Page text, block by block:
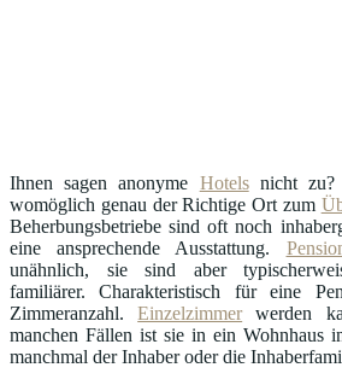
Ihnen sagen anonyme Hotelsnicht zu?
womöglich genau der Richtige Ort zum
Beherbungsbetriebe sind oft noch
eine ansprechende Ausstattung.
unähnlich, sie sind aber
familiärer. Charakteristisch für eine
Zimmeranzahl.Einzelzimmerwerden
manchen Fällen ist sie in ein Wohnhaus
manchmal der Inhaber oder die